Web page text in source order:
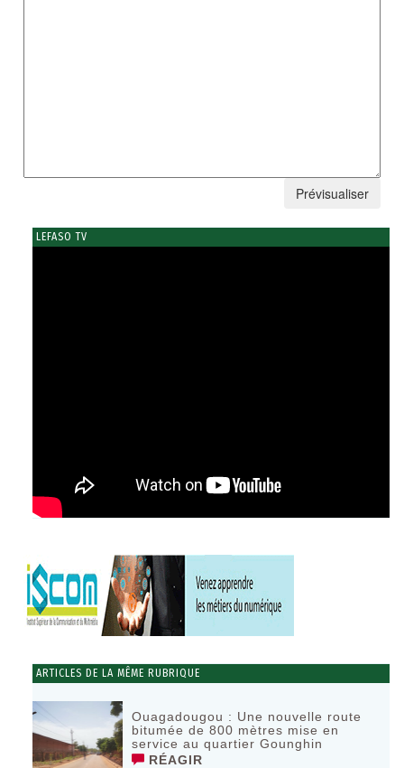
LEFASO TV
ARTICLES DE LA MÊME RUBRIQUE
Ouagadougou : Une nouvelle route
bitumée de 800 mètres mise en
service au quartier Gounghin
RÉAGIR